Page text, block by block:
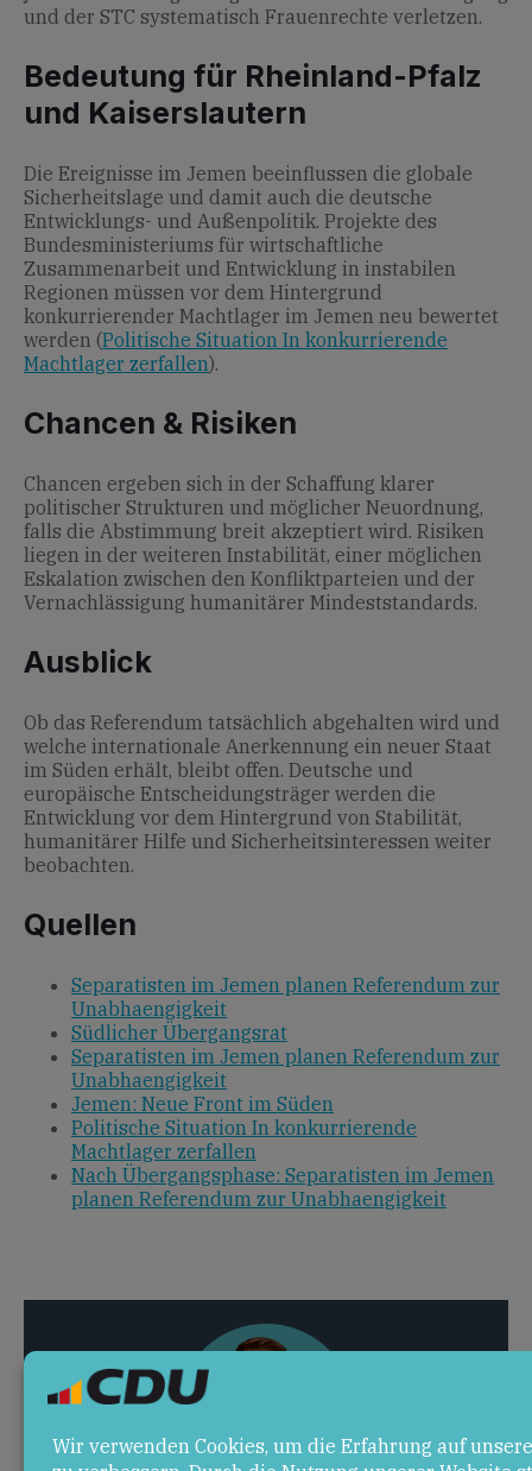
und der STC systematisch Frauenrechte verletzen.
Bedeutung für Rheinland-Pfalz
und Kaiserslautern
Die Ereignisse im Jemen beeinflussen die globale
Sicherheitslage und damit auch die deutsche
Entwicklungs- und Außenpolitik. Projekte des
Bundesministeriums für wirtschaftliche
Zusammenarbeit und Entwicklung in instabilen
Regionen müssen vor dem Hintergrund
konkurrierender Machtlager im Jemen neu bewertet
werden (Politische Situation In konkurrierende
Machtlager zerfallen).
Chancen & Risiken
Chancen ergeben sich in der Schaffung klarer
politischer Strukturen und möglicher Neuordnung,
falls die Abstimmung breit akzeptiert wird. Risiken
liegen in der weiteren Instabilität, einer möglichen
Eskalation zwischen den Konfliktparteien und der
Vernachlässigung humanitärer Mindeststandards.
Ausblick
Ob das Referendum tatsächlich abgehalten wird und
welche internationale Anerkennung ein neuer Staat
im Süden erhält, bleibt offen. Deutsche und
europäische Entscheidungsträger werden die
Entwicklung vor dem Hintergrund von Stabilität,
humanitärer Hilfe und Sicherheitsinteressen weiter
beobachten.
Quellen
Separatisten im Jemen planen Referendum zur
Unabhaengigkeit
Südlicher Übergangsrat
Separatisten im Jemen planen Referendum zur
Unabhaengigkeit
Jemen: Neue Front im Süden
Politische Situation In konkurrierende
Machtlager zerfallen
Nach Übergangsphase: Separatisten im Jemen
planen Referendum zur Unabhaengigkeit